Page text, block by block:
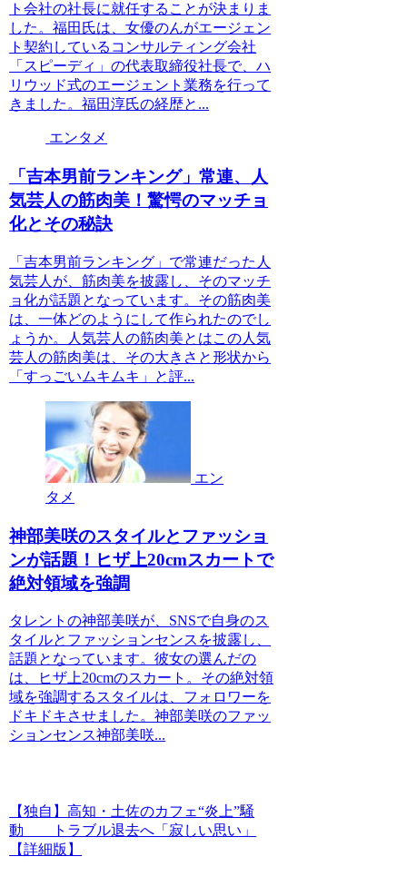
ト会社の社長に就任することが決まりま
した。福田氏は、女優のんがエージェン
ト契約しているコンサルティング会社
「スピーディ」の代表取締役社長で、ハ
リウッド式のエージェント業務を行って
きました。福田淳氏の経歴と...
エンタメ
「吉本男前ランキング」常連、人
気芸人の筋肉美！驚愕のマッチョ
化とその秘訣
「吉本男前ランキング」で常連だった人
気芸人が、筋肉美を披露し、そのマッチ
ョ化が話題となっています。その筋肉美
は、一体どのようにして作られたのでし
ょうか。人気芸人の筋肉美とはこの人気
芸人の筋肉美は、その大きさと形状から
「すっごいムキムキ」と評...
エン
タメ
神部美咲のスタイルとファッショ
ンが話題！ヒザ上20cmスカートで
絶対領域を強調
タレントの神部美咲が、SNSで自身のス
タイルとファッションセンスを披露し、
話題となっています。彼女の選んだの
は、ヒザ上20cmのスカート。その絶対領
域を強調するスタイルは、フォロワーを
ドキドキさせました。神部美咲のファッ
ションセンス神部美咲...
【独自】高知・土佐のカフェ“炎上”騒
動 トラブル退去へ「寂しい思い」
【詳細版】